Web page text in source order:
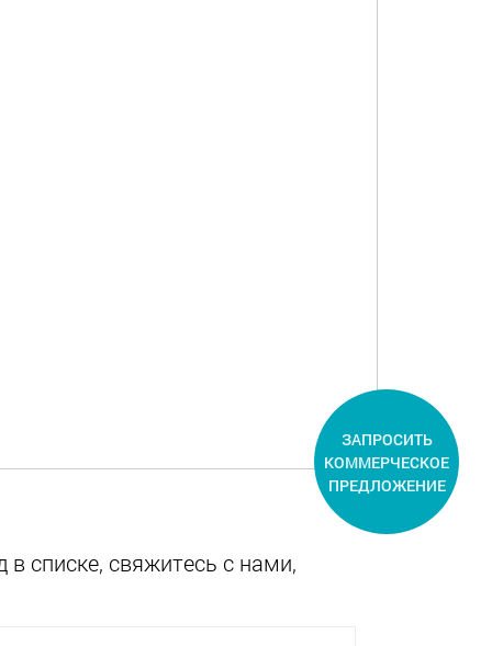
списке, свяжитесь с нами,
ЗАПРОСИТЬ
КОММЕРЧЕСКОЕ
ПРЕДЛОЖЕНИЕ